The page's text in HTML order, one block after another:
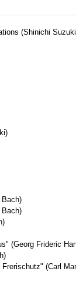
(Shinichi
Bach)
Bach)
(Georg Frideric
(Carl